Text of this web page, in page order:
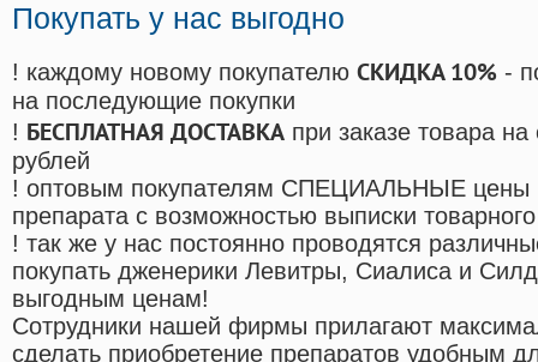
Покупать у нас выгодно
! каждому новому покупателю СКИДКА 10% -
на последующие покупки
! БЕСПЛАТНАЯ ДОСТАВКА при заказе товара
рублей
! оптовым покупателям СПЕЦИАЛЬНЫЕ цены
препарата с возможностью выписки
! так же у нас постоянно проводятся
покупать дженерики Левитры, Сиалиса и
выгодным ценам!
Cотрудники нашей фирмы прилагают
сделать приобретение препаратов удобным